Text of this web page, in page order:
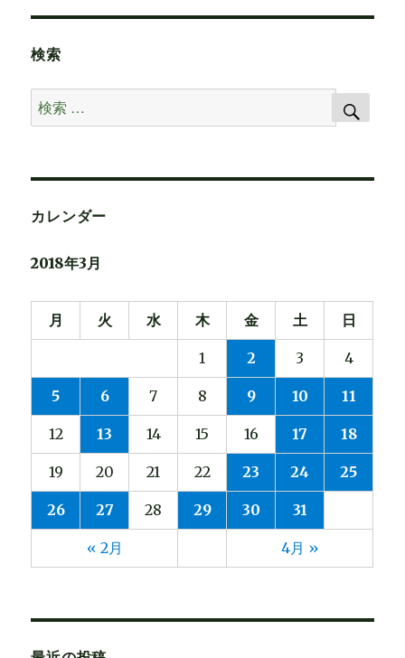
検索
検
索
象:
検
カレンダー
2018年3月
月 火 水 木 金 土 日
« 2月 4月 »
1 2 3 4
5 6 7 8 9 10 11
12 13 14 15 16 17 18
19 20 21 22 23 24 25
26 27 28 29 30 31